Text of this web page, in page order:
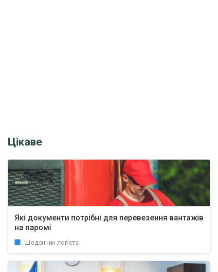
Цікаве
Які документи потрібні для перевезення вантажів
на паромі
Щоденник логіста